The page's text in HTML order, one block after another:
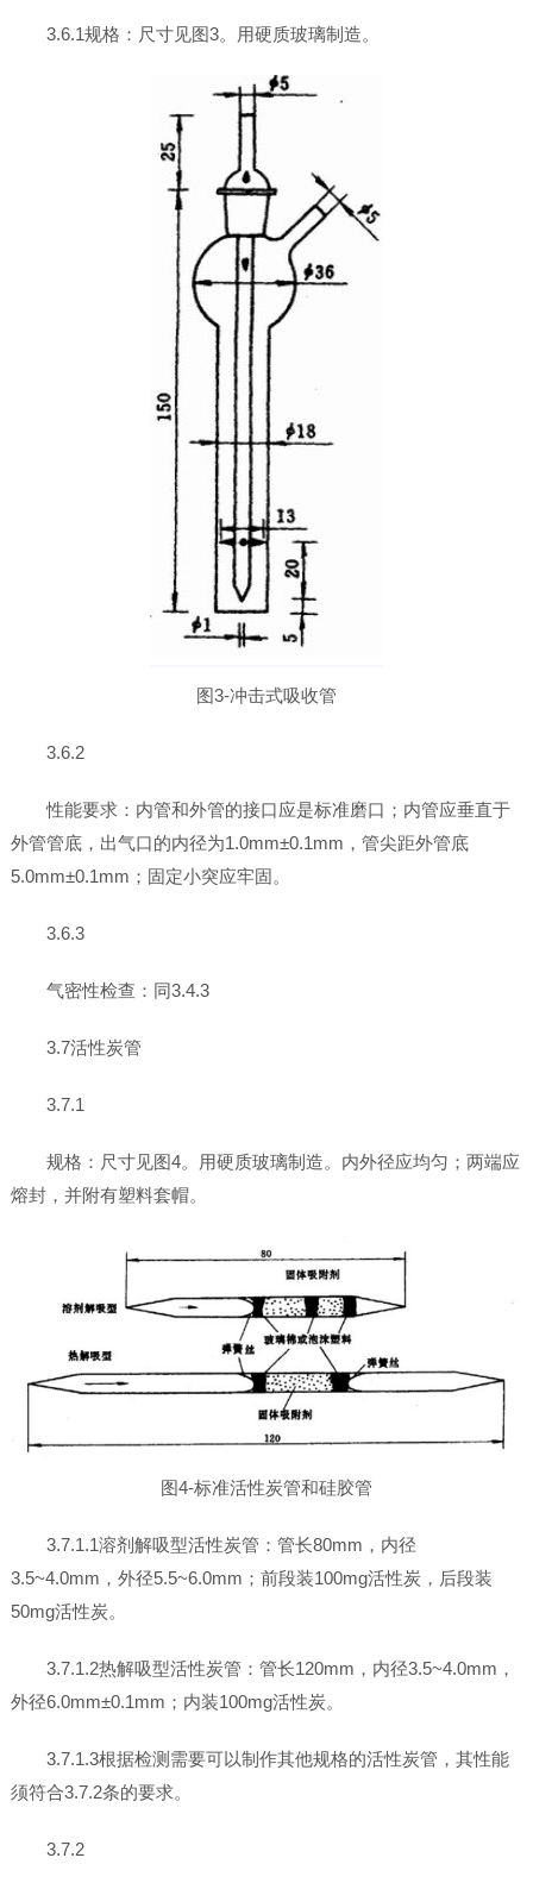
3.6.1规格：尺寸见图3。用硬质玻璃制造。
图3-冲击式吸收管
3.6.2
性能要求：内管和外管的接口应是标准磨口；内管应垂直于
外管管底，出气口的内径为1.0mm±0.1mm，管尖距外管底
5.0mm±0.1mm；固定小突应牢固。
3.6.3
气密性检查：同3.4.3
3.7活性炭管
3.7.1
规格：尺寸见图4。用硬质玻璃制造。内外径应均匀；两端应
熔封，并附有塑料套帽。
图4-标准活性炭管和硅胶管
3.7.1.1溶剂解吸型活性炭管：管长80mm，内径
3.5~4.0mm，外径5.5~6.0mm；前段装100mg活性炭，后段装
50mg活性炭。
3.7.1.2热解吸型活性炭管：管长120mm，内径3.5~4.0mm，
外径6.0mm±0.1mm；内装100mg活性炭。
3.7.1.3根据检测需要可以制作其他规格的活性炭管，其性能
须符合3.7.2条的要求。
3.7.2